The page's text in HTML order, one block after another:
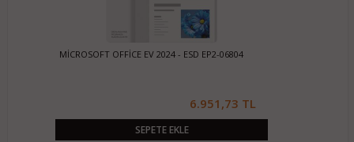
MİCROSOFT OFFİCE EV 2024 - ESD EP2-06804
6.951,73 TL
SEPETE EKLE